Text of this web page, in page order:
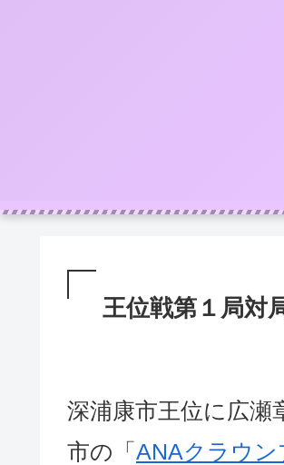
王位戦第１局対
深浦康市王位に広瀬
市の「 ANAクラウ